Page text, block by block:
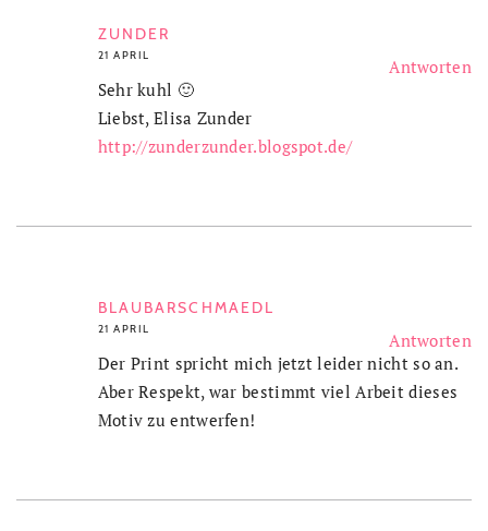
ZUNDER
21 APRIL
Sehr kuhl 🙂
Liebst, Elisa Zunder
http://zunderzunder.blogspot.de/
BLAUBARSCHMAEDL
21 APRIL
Antworten
Der Print spricht mich jetzt leider nicht so an.
Aber Respekt, war bestimmt viel Arbeit dieses
Motiv zu entwerfen!
Antworten